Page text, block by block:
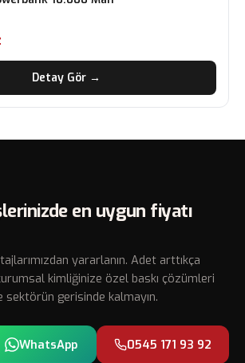
Detay Gör →
en uygun fiyatı
yararlanın. Adet arttıkça
kimliğinize özel baskı çözümleri
sektörün gerisinde kalmayın.
WhatsApp 0545 171 93 92